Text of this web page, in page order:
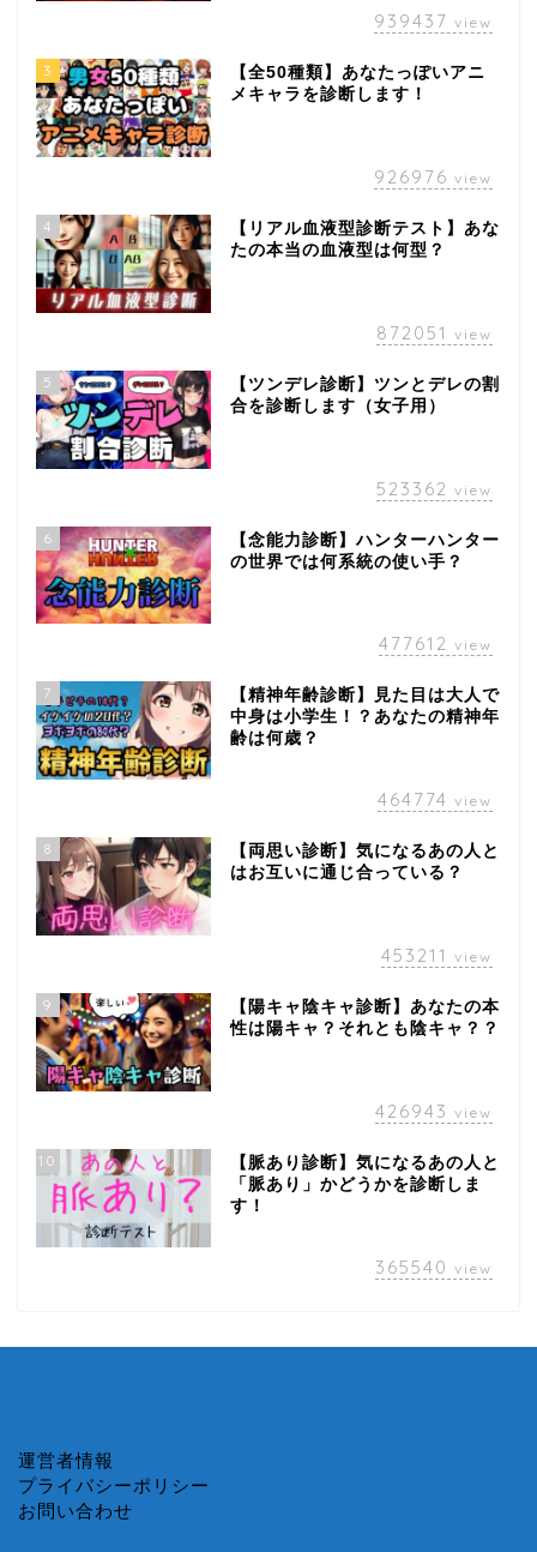
939437 view
3
【全50種類】あなたっぽいアニ
メキャラを診断します！
926976 view
4
【リアル血液型診断テスト】あな
たの本当の血液型は何型？
872051 view
5
【ツンデレ診断】ツンとデレの割
合を診断します（女子用）
523362 view
6
【念能力診断】ハンターハンター
の世界では何系統の使い手？
477612 view
7
【精神年齢診断】見た目は大人で
中身は小学生！？あなたの精神年
齢は何歳？
464774 view
8
【両思い診断】気になるあの人と
はお互いに通じ合っている？
453211 view
9
【陽キャ陰キャ診断】あなたの本
性は陽キャ？それとも陰キャ？？
426943 view
10
【脈あり診断】気になるあの人と
「脈あり」かどうかを診断しま
す！
365540 view
運営者情報
プライバシーポリシー
お問い合わせ